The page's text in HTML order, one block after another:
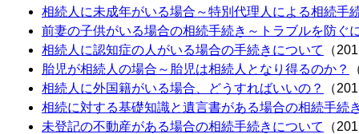
相続人に未成年がいる場合～特別代理人による相続手
前妻の子供がいる場合の相続手続き～トラブルを防ぐ
相続人に認知症の人がいる場合の手続きについて
（
胎児が相続人の場合～胎児は相続人となり得るのか？
相続人に外国籍がいる場合、どうすればいいの？
（
相続に対する基礎知識と遺言書がある場合の相続手続
未登記の不動産がある場合の相続手続きについて
（